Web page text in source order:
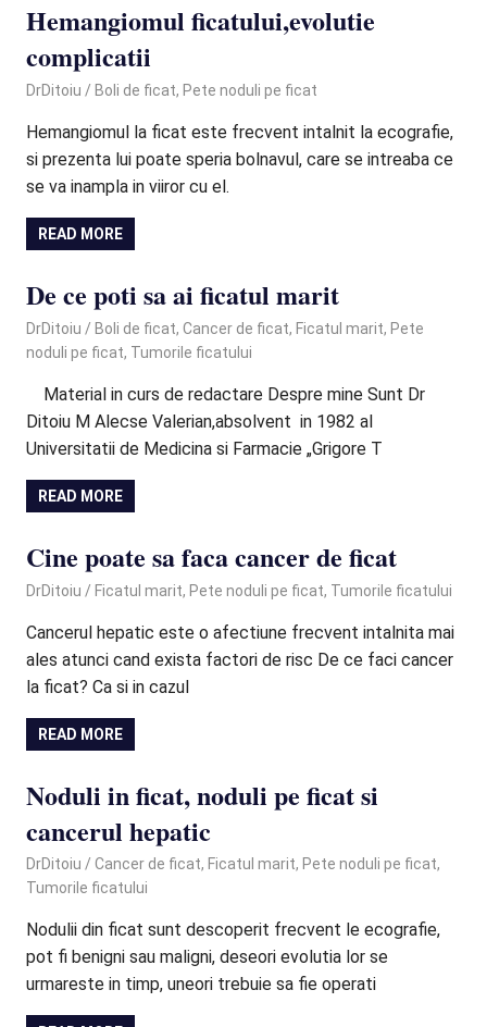
Hemangiomul ficatului,evolutie
complicatii
November 17, 2020
DrDitoiu Boli de ficat, Pete noduli pe ficat
Hemangiomul la ficat este frecvent intalnit la ecografie,
si prezenta lui poate speria bolnavul, care se intreaba ce
se va inampla in viiror cu el.
READ MORE
De ce poti sa ai ficatul marit
September 28, 2020
DrDitoiu Boli de ficat, Cancer de ficat, Ficatul marit, Pete
noduli pe ficat, Tumorile ficatului
Material in curs de redactare Despre mine Sunt Dr
Ditoiu M Alecse Valerian,absolvent in 1982 al
Universitatii de Medicina si Farmacie „Grigore T
READ MORE
Cine poate sa faca cancer de ficat
September 28, 2020
DrDitoiu Ficatul marit, Pete noduli pe ficat, Tumorile ficatului
Cancerul hepatic este o afectiune frecvent intalnita mai
ales atunci cand exista factori de risc De ce faci cancer
la ficat? Ca si in cazul
READ MORE
Noduli in ficat, noduli pe ficat si
cancerul hepatic
September 22, 2020
DrDitoiu Cancer de ficat, Ficatul marit, Pete noduli pe ficat,
Tumorile ficatului
Nodulii din ficat sunt descoperit frecvent le ecografie,
pot fi benigni sau maligni, deseori evolutia lor se
urmareste in timp, uneori trebuie sa fie operati